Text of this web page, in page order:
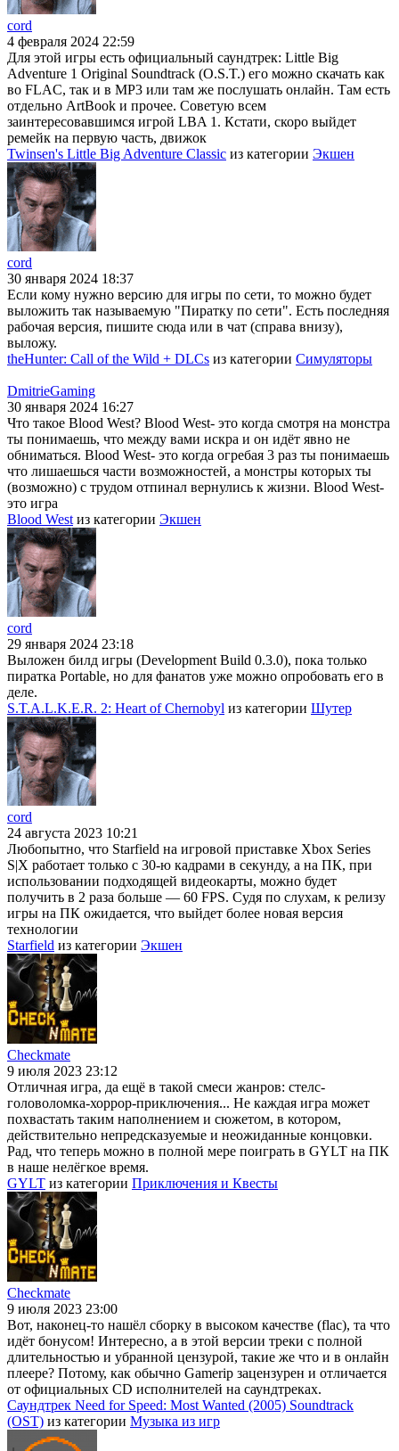
cord
4 февраля 2024 22:59
Для этой игры есть официальный саундтрек: Little Big
Adventure 1 Original Soundtrack (O.S.T.) его можно скачать как
во FLAC, так и в MP3 или там же послушать онлайн. Там есть
отдельно ArtBook и прочее. Советую всем
заинтересовавшимся игрой LBA 1. Кстати, скоро выйдет
ремейк на первую часть, движок
Twinsen's Little Big Adventure Classic из категории Экшен
cord
30 января 2024 18:37
Если кому нужно версию для игры по сети, то можно будет
выложить так называемую "Пиратку по сети". Есть последняя
рабочая версия, пишите сюда или в чат (справа внизу),
выложу.
theHunter: Call of the Wild + DLCs из категории Симуляторы
DmitrieGaming
30 января 2024 16:27
Что такое Blood West? Blood West- это когда смотря на монстра
ты понимаешь, что между вами искра и он идёт явно не
обниматься. Blood West- это когда огребая 3 раз ты понимаешь
что лишаешься части возможностей, а монстры которых ты
(возможно) с трудом отпинал вернулись к жизни. Blood West-
это игра
Blood West из категории Экшен
cord
29 января 2024 23:18
Выложен билд игры (Development Build 0.3.0), пока только
пиратка Portable, но для фанатов уже можно опробовать его в
деле.
S.T.A.L.K.E.R. 2: Heart of Chernobyl из категории Шутер
cord
24 августа 2023 10:21
Любопытно, что Starfield на игровой приставке Xbox Series
S|X работает только с 30-ю кадрами в секунду, а на ПК, при
использовании подходящей видеокарты, можно будет
получить в 2 раза больше — 60 FPS. Судя по слухам, к релизу
игры на ПК ожидается, что выйдет более новая версия
технологии
Starfield из категории Экшен
Checkmate
9 июля 2023 23:12
Отличная игра, да ещё в такой смеси жанров: стелс-
головоломка-хоррор-приключения... Не каждая игра может
похвастать таким наполнением и сюжетом, в котором,
действительно непредсказуемые и неожиданные концовки.
Рад, что теперь можно в полной мере поиграть в GYLT на ПК
в наше нелёгкое время.
GYLT из категории Приключения и Квесты
Checkmate
9 июля 2023 23:00
Вот, наконец-то нашёл сборку в высоком качестве (flac), та что
идёт бонусом! Интересно, а в этой версии треки с полной
длительностью и убранной цензурой, такие же что и в онлайн
плеере? Потому, как обычно Gamerip зацензурен и отличается
от официальных CD исполнителей на саундтреках.
Саундтрек Need for Speed: Most Wanted (2005) Soundtrack
(OST) из категории Музыка из игр